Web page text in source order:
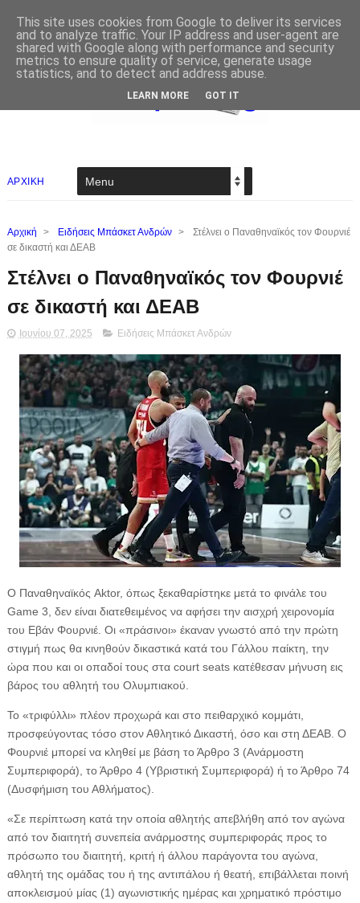
ΑΡΧΙΚΗ
Αρχική > Ειδήσεις Μπάσκετ Ανδρών >
Στέλνει ο Παναθηναϊκός τον Φουρνιέ
σε δικαστή και ΔΕΑΒ
Στέλνει ο Παναθηναϊκός τον Φουρνιέ
σε δικαστή και ΔΕΑΒ
Ιουνίου 07, 2025 Ειδήσεις Μπάσκετ Ανδρών
Ο Παναθηναϊκός Aktor, όπως ξεκαθαρίστηκε μετά το φινάλε του
Game 3, δεν είναι διατεθειμένος να αφήσει την αισχρή χειρονομία
του Εβάν Φουρνιέ. Οι «πράσινοι» έκαναν γνωστό από την πρώτη
στιγμή πως θα κινηθούν δικαστικά κατά του Γάλλου παίκτη, την
ώρα που και οι οπαδοί τους στα court seats κατέθεσαν μήνυση εις
βάρος του αθλητή του Ολυμπιακού.
Το «τριφύλλι» πλέον προχωρά και στο πειθαρχικό κομμάτι,
προσφεύγοντας τόσο στον Αθλητικό Δικαστή, όσο και στη ΔΕΑΒ. Ο
Φουρνιέ μπορεί να κληθεί με βάση το Άρθρο 3 (Ανάρμοστη
Συμπεριφορά), το Άρθρο 4 (Υβριστική Συμπεριφορά) ή το Άρθρο 74
(Δυσφήμιση του Αθλήματος).
«Σε περίπτωση κατά την οποία αθλητής απεβλήθη από τον αγώνα
από τον διαιτητή συνεπεία ανάρμοστης συμπεριφοράς προς το
πρόσωπο του διαιτητή, κριτή ή άλλου παράγοντα του αγώνα,
αθλητή της ομάδας του ή της αντιπάλου ή θεατή, επιβάλλεται ποινή
αποκλεισμού μίας (1) αγωνιστικής ημέρας και χρηματικό πρόστιμο
This site uses cookies from Google to deliver its services
and to analyze traffic. Your IP address and user-agent are
shared with Google along with performance and security
metrics to ensure quality of service, generate usage
statistics, and to detect and address abuse.
LEARN MORE GOT IT